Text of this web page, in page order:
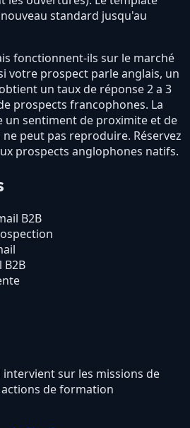
standard jusqu'au
fonctionnent-ils sur le marché
votre prospect parle anglais, un
un taux de réponse 2 a 3
prospects francophones. La
un sentiment de proximite et de
peut pas reproduire. Réservez
prospects anglophones natifs.
B2B
B2B
intervient sur les missions de
de formation